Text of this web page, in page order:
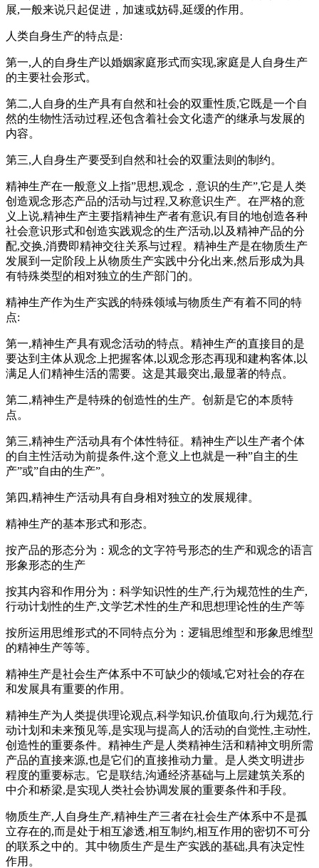
展,一般来说只起促进，加速或妨碍,延缓的作用。
人类自身生产的特点是:
第一,人的自身生产以婚姻家庭形式而实现,家庭是人自身生产
的主要社会形式。
第二,人自身的生产具有自然和社会的双重性质,它既是一个自
然的生物性活动过程,还包含着社会文化遗产的继承与发展的
内容。
第三,人自身生产要受到自然和社会的双重法则的制约。
精神生产在一般意义上指”思想,观念，意识的生产”,它是人类
创造观念形态产品的活动与过程,又称意识生产。在严格的意
义上说,精神生产主要指精神生产者有意识,有目的地创造各种
社会意识形式和创造实践观念的生产活动,以及精神产品的分
配,交换,消费即精神交往关系与过程。精神生产是在物质生产
发展到一定阶段上从物质生产实践中分化出来,然后形成为具
有特殊类型的相对独立的生产部门的。
精神生产作为生产实践的特殊领域与物质生产有着不同的特
点:
第一,精神生产具有观念活动的特点。精神生产的直接目的是
要达到主体从观念上把握客体,以观念形态再现和建构客体,以
满足人们精神生活的需要。这是其最突出,最显著的特点。
第二,精神生产是特殊的创造性的生产。创新是它的本质特
点。
第三,精神生产活动具有个体性特征。精神生产以生产者个体
的自主性活动为前提条件,这个意义上也就是一种”自主的生
产”或”自由的生产”。
第四,精神生产活动具有自身相对独立的发展规律。
精神生产的基本形式和形态。
按产品的形态分为：观念的文字符号形态的生产和观念的语言
形象形态的生产
按其内容和作用分为：科学知识性的生产,行为规范性的生产,
行动计划性的生产,文学艺术性的生产和思想理论性的生产等
按所运用思维形式的不同特点分为：逻辑思维型和形象思维型
的精神生产等等。
精神生产是社会生产体系中不可缺少的领域,它对社会的存在
和发展具有重要的作用。
精神生产为人类提供理论观点,科学知识,价值取向,行为规范,行
动计划和未来预见等,是实现与提高人的活动的自觉性,主动性,
创造性的重要条件。精神生产是人类精神生活和精神文明所需
产品的直接来源,也是它们的直接推动力量。是人类文明进步
程度的重要标志。它是联结,沟通经济基础与上层建筑关系的
中介和桥梁,是实现人类社会协调发展的重要条件和手段。
物质生产,人自身生产,精神生产三者在社会生产体系中不是孤
立存在的,而是处于相互渗透,相互制约,相互作用的密切不可分
的联系之中的。其中物质生产是生产实践的基础,具有决定性
作用。